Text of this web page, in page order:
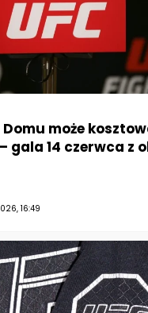
Domu może
14 czerwca z
16:49